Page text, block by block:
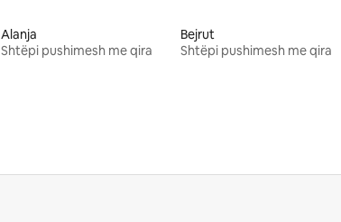
Alanja
Shtëpi pushimesh me qira
Bejrut
Shtëpi pushimesh me qira